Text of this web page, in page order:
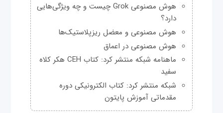
هوش مصنوعی Grok چیست و چه ویژگی‌هایی
دارد؟
هوش مصنوعی و معضل ریزپلاستیک‌ها
هوش مصنوعی در اعماق
ماهنامه شبکه منتشر کرد: کتاب CEH هکر کلاه
سفید
شبکه منتشر کرد: کتاب الکترونیکی دوره
مقدماتی آموزش پایتون